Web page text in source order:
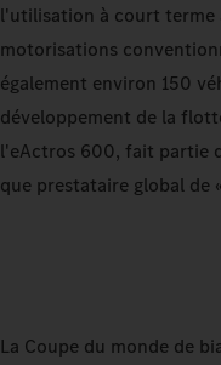
l'utilisation à court terme
motorisations
également environ 150
développement de la
l'eActros 600, fait partie
que prestataire global de
La Coupe du monde de